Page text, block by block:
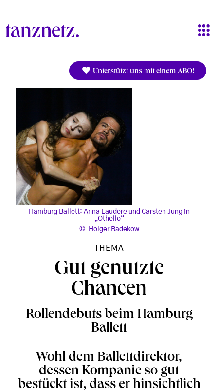
Unterstützt uns mit einem ABO!
Hamburg Ballett: Anna Laudere und Carsten Jung in
„Othello“
Holger Badekow
THEMA
Gut genutzte
Chancen
Rollendebuts beim Hamburg
Ballett
Wohl dem Ballettdirektor,
dessen Kompanie so gut
bestückt ist, dass er hinsichtlich